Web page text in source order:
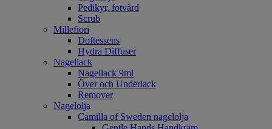
Pedikyr, fotvård
Scrub
Millefiori
Doftessens
Hydra Diffuser
Nagellack
Nagellack 9ml
Över och Underlack
Remover
Nagelolja
Camilla of Sweden nagelolja